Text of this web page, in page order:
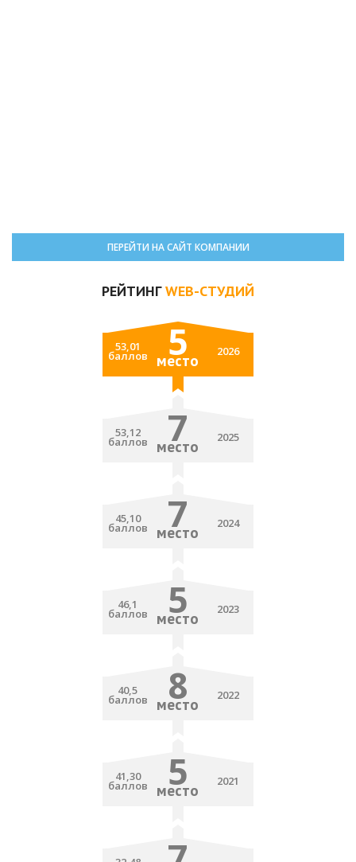
ПЕРЕЙТИ НА САЙТ КОМПАНИИ
РЕЙТИНГWEB-СТУДИЙ
53,01
баллов 5
место 2026
53,12
баллов 7
место 2025
45,10
баллов 7
место 2024
46,1
баллов 5
место 2023
40,5
баллов 8
место 2022
41,30
баллов 5
место 2021